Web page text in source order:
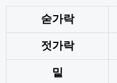
숟가락
젓가락
밑